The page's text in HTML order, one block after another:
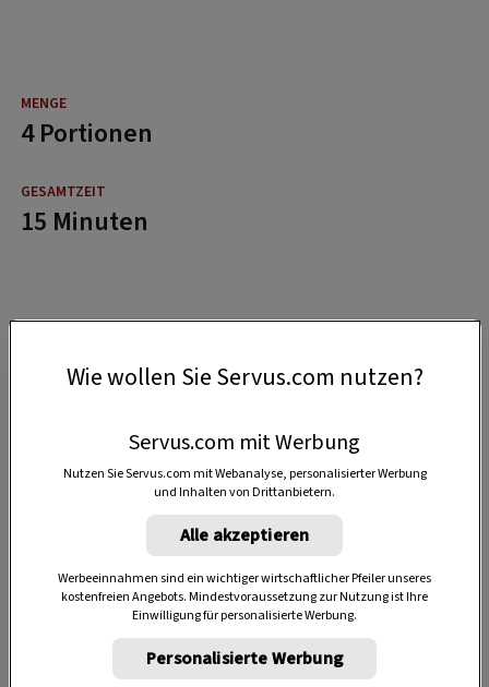
4 Portionen
15 Minuten
Anzeige
Wie wollen Sie Servus.com nutzen?
Servus.com mit Werbung
Nutzen Sie Servus.com mit Webanalyse, personalisierter Werbung
und Inhalten von Drittanbietern.
Alle akzeptieren
Werbeeinnahmen sind ein wichtiger wirtschaftlicher Pfeiler unseres
kostenfreien Angebots. Mindestvoraussetzung zur Nutzung ist Ihre
Einwilligung für personalisierte Werbung.
Personalisierte Werbung